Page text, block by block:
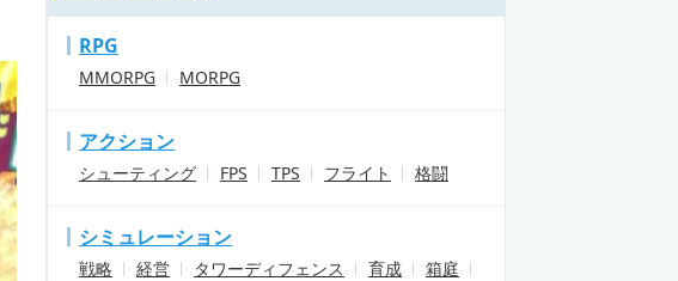
RPG
MMORPG MORPG
アクション
シューティング FPS TPS フライト 格闘
シミュレーション
戦略 経営 タワーディフェンス 育成
箱庭